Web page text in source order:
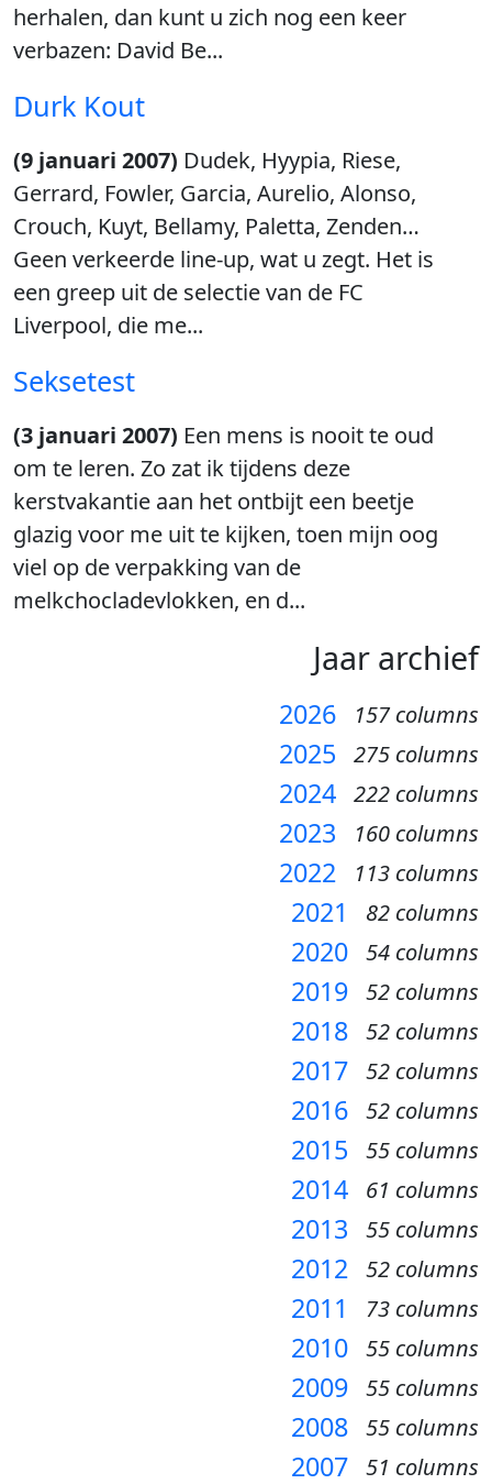
herhalen, dan kunt u zich nog een keer
verbazen: David Be...
Durk Kout
(9 januari 2007) Dudek, Hyypia, Riese,
Gerrard, Fowler, Garcia, Aurelio, Alonso,
Crouch, Kuyt, Bellamy, Paletta, Zenden…
Geen verkeerde line-up, wat u zegt. Het is
een greep uit de selectie van de FC
Liverpool, die me...
Seksetest
(3 januari 2007) Een mens is nooit te oud
om te leren. Zo zat ik tijdens deze
kerstvakantie aan het ontbijt een beetje
glazig voor me uit te kijken, toen mijn oog
viel op de verpakking van de
melkchocladevlokken, en d...
Jaar archief
2026 157 columns
2025 275 columns
2024 222 columns
2023 160 columns
2022 113 columns
2021 82 columns
2020 54 columns
2019 52 columns
2018 52 columns
2017 52 columns
2016 52 columns
2015 55 columns
2014 61 columns
2013 55 columns
2012 52 columns
2011 73 columns
2010 55 columns
2009 55 columns
2008 55 columns
2007 51 columns